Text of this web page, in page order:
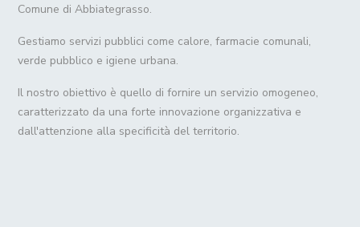
Comune di Abbiategrasso.
Gestiamo servizi pubblici come calore, farmacie comunali,
verde pubblico e igiene urbana.
Il nostro obiettivo è quello di fornire un servizio omogeneo,
caratterizzato da una forte innovazione organizzativa e
dall'attenzione alla specificità del territorio.